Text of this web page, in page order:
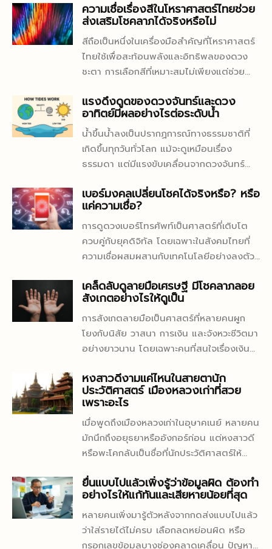
หลีกเลี่ยงความผิดพลาดที่อาจเกิดขึ้นในวัน
จริง บทความนี้จึงขอชวนคุณมาเจาะลึก ข้อ
ควรรู้ที่ช่วยให้การเช่าชุดแต่งงานเป็นเรื่องง่าย
ขึ้นและไม่เครียด กำหนดงบประมาณให้ชัดเจน
แต่ยืดหยุ่นได้ การเช่าชุดแต่งงานก็เหมือนกับ
จนถึงหลายหมื่นบาท การตั้งงบประมาณไว้
ก่อนล่วงหน้าจะช่วยให้คุณไม่หลงไปกับความ
ฟู่ฟ่าเกินจำเป็น ควรระบุช่วงราคาที่คุณรู้สึก คุ้ม
ค่าและรับได้...
ยังมีรสชาติอ่อนนุ่ม และให้สัมผัสกรอบแบบที่
ลูกค้าหลายคนติดใจ ทำไมกรีนโอ๊คถึงกลาย
เป็นขวัญใจร้านสลัดในกรุงเทพฯ? คำตอบอยู่
ที่ความสมดุลระหว่างความ “สด กรอบ และ
สะอาด” ที่กรีนโอ๊คมอบให้ในทุกคำ ผักชนิดนี้
เป็นบัลซามิกใสแบบยุโรป หรือครีมญี่ปุ่นเข้ม
ข้น เพราะรสชาติของใบไม่ได้กลบรสชาติหลัก
แต่ช่วย...
สลัดกลายเป็นวัตถุดิบที่มีความต้องการสูงใน
ตลาด และยังเป็นพืชที่ใช้พื้นที่ไม่มาก ดูแลง่าย
และหมุนเวียนเก็บเกี่ยวได้รวดเร็ว ทำให้หลาย
คนหันมาเริ่มต้นอาชีพนี้กันอย่างจริงจัง แต่แม้
ผักสลัดจะดูปลูกง่าย ความสำเร็จของการเริ่ม
พันธุ์ดีหรือระบบน้ำอัตโนมัติเท่านั้น ยังมีราย
ละเอียดที่ต้องรู้ตั้งแต่ การเลือกสถานที่
อุปกรณ์เบื้องต้น ระบบปลูก เทคนิคการดูแล
และที่สำคัญ งบประมาณที่ต้องเตรียมไว้
สำหรับผู้ที่ยังไม่รู้จะเริ่มจากตรงไหน บทความนี้
สถานที่เหมาะสมก่อนเริ่มปลูก พื้นฐานแรกที่มือ
ใหม่ไม่ควรมองข้ามคือการเลือกสถานที่ตั้งของ
ฟาร์มผักสลัด โดยเฉพาะถ้าคุณตั้งใจจะปลูก
แบบกลางแจ้งหรือใช้ระบบไฮโดรโปนิกส์แบบ
โรงเรือนกึ่งเปิด สิ่งที่ควรพิจารณาคือ การรับ
ความเชื่อเรื่องสีในโหราศาสตร์ไทยช่วย
ส่งเสริมโชคลาภได้จริงหรือไม่
สีถือเป็นหนึ่งในเครื่องมือสำคัญที่โหราศาสตร์
ไทยใช้เพื่อสะท้อนพลังและอิทธิพลของดวง
ชะตา การเลือกสีที่เหมาะสมไม่เพียงแต่ช่วย
ทำให้เกิดความมั่นใจ ความสดใส และความ
กลมกลืนในกิจวัตรประจำวัน นอกจากการใช้สี
ประจำวันตามวันเกิดแล้ว การเข้าใจความหมาย
ของแต่ละสียังช่วยให้เลือกเสื้อผ้า เครื่อง
ประดับ หรือของใช้ส่วนตัวได้อย่างเหมาะสม
ทั้งศาสตร์และศิลป์ที่ช่วยยกระดับชีวิตและ
สร้างพลังบวกในทุกด้าน สีในโหราศาสตร์ไทย
และความหมายโดยรวม ในโหราศาสตร์ไทย สี
ถูกจัดเรียงตามวันเกิดและดาวประจำวันของ
แต่ละคน สีเหล่านี้ไม่ได้เพียงความงาม แต่ยัง
สุขภาพ และความสัมพันธ์ การเลือกสีที่เหมาะ
สมจึงสามารถเสริมดวงและลดผลกระทบด้าน
ลบจากดาวต่างๆ สีโทนร้อน เช่น แดง ส้ม
เหลือง มักเป็นสีที่ช่วยเพิ่มพลัง ความกล้า และ
ความมั่นใจ...
แรงดึงดูดของดวงจันทร์และดวง
อาทิตย์มีผลอย่างไรต่อระดับน้ำ
น้ำขึ้นน้ำลงเป็นปรากฏการณ์ทางธรรมชาติที่
เกิดขึ้นทุกวันทั่วโลก แม้จะดูเหมือนเรื่อง
ธรรมดา แต่มีแรงขับเคลื่อนจากดวงจันทร์
ร่วมกัน ทำให้ระดับน้ำทะเลเปลี่ยนแปลงเป็น
รอบเวลาอย่างสม่ำเสมอ การเข้าใจหลักการ
ของปรากฏการณ์นี้ไม่เพียงช่วยให้เราทราบ
เวลาและระดับน้ำสำหรับการเดินเรือหรือการ
ประมง แต่ยังเปิดมุมมองทางวิทยาศาสตร์
แวดล้อม และการปรับตัวของระบบนิเวศ
ชายฝั่ง แรงดึงดูดของดวงจันทร์และดวง
อาทิตย์ แรงดึงดูดของดวงจันทร์มีบทบาท
สำคัญต่อระดับน้ำทะเล เนื่องจากดวงจันทร์อยู่
ใกล้โลก การดึงดูดน้ำทะเลเกิดขึ้นบริเวณที่อยู่
เกิดกระแสน้ำขึ้นหรือที่เรียกว่า “น้ำขึ้น”
นอกจากนี้ แรงดึงดูดของดวงอาทิตย์ก็มีส่วน
แม้ว่าจะมีผลน้อยกว่าดวงจันทร์ แต่เมื่อดวง
อาทิตย์ ดวงจันทร์ และโลกอยู่ในแนวเดียวกัน
จะเกิดปรากฏการณ์น้ำขึ้นสูงพิเศษที่เรียกว่า
“น้ำขึ้นสูงสุด” รายละเอียดแรงดึงดูด เช่น
ตรงข้ามเกิดน้ำขึ้นเช่นกัน ดวงอาทิตย์เสริม
แรงดึงในบางช่วงเวลา ...
เบอร์มงคลเปลี่ยนโชคได้จริงหรือ? หรือ
แค่ความเชื่อ?
การดูดวงเบอร์โทรศัพท์เป็นศาสตร์ที่เติบโต
ควบคู่กับยุคดิจิทัล โดยเฉพาะในสังคมไทยที่
ความเชื่อผสมผสานกับเทคโนโลยีอย่างลงตัว
เป็นมงคลหรือไม่ หรือทำไมคนบางกลุ่มถึง
จริงจังกับการเปลี่ยนเบอร์จนชีวิตเปลี่ยนไป
อย่างเห็นได้ชัด คำตอบไม่ได้อยู่แค่ในตัวเลข
แต่แฝงไว้ด้วยการตีความ การวางโครงสร้าง
และการสื่อสารพลังงานจากเบอร์นั้นสู่เจ้าของ
วิทยาศาสตร์ แต่ก็ปฏิเสธไม่ได้ว่าหลายคนรู้สึก
ถึงการเปลี่ยนแปลงเมื่อใช้เบอร์มงคล ดังนั้น
จึงควรทำความเข้าใจให้ลึกขึ้นว่า “ดูดวงเบอร์
โทร” จริงๆ แล้วทำงานอย่างไร ศาสตร์นี้ตั้ง
อยู่บนพื้นฐานอะไร และเบอร์แบบไหนที่ควร
ระวังหรือควรถือไว้ไม่ให้หลุดมือ ศาสตร์แห่ง
ตัวเลข (Numerology) เป็นรากฐานหลักของ
การดูดวงเบอร์โทรศัพท์ โดยเฉพาะการเชื่อม
โยงตัวเลขแต่ละตัวกับพลังงานบางอย่าง เช่น
เลข 5 สื่อถึงปัญญา เลข 9...
เคล็ดลับดูลายมือเศรษฐี มีโชคลาภลอย
สังเกตอย่างไรให้ดูเป็น
การสังเกตลายมือเป็นศาสตร์ที่หลายคนผูก
โยงกับนิสัย วาสนา การเงิน และจังหวะชีวิตมา
อย่างยาวนาน โดยเฉพาะคนที่สนใจเรื่องเงิน
แบบไหน และพอจะบอกแนวโน้มของคนที่มี
โอกาสรับทรัพย์แบบไม่คาดคิดได้หรือไม่ ใน
มุมของคนที่ชอบ ดูดวงโชคลาภ การดูลายมือ
จึงไม่ใช่แค่ความเชื่อสนุก ๆ แต่เป็นอีกวิธีหนึ่ง
ที่ช่วยมองภาพรวมของพลังงานชีวิตและ
โอกาสทางการเงินได้อย่างน่าสนใจ สิ่งสำคัญ
ตายตัว แต่เป็นเหมือนแผนที่ที่สะท้อนบุคลิก
วิธีคิด และจังหวะของโอกาสมากกว่า คนที่มี
เส้นดีอาจไม่ได้รวยทันที หากไม่ลงมือสร้าง
โอกาส ขณะที่บางคนแม้ลายมือธรรมดา แต่
ขยัน อดทน และกล้าเปลี่ยนชีวิต ก็มีสิทธิ์พลิก
หงสาวดีงามแค่ไหนในสายตานัก
ประวัติศาสตร์ เมืองหลวงเก่าที่สวย
เพราะอะไร
เมื่อพูดถึงเมืองหลวงเก่าในอุษาคเนย์ หลายคน
มักนึกถึงอยุธยาหรืออังกอร์ก่อน แต่หงสาวดี
หรือพะโคกลับเป็นชื่อที่นักประวัติศาสตร์ให้
แค่ฐานะศูนย์กลางการเมืองของพม่าในบางยุค
เท่านั้น หากยังสะท้อนรสนิยมด้านศิลปกรรม
ความศรัทธา และวิธีจัดระเบียบอำนาจผ่านสิ่ง
ปลูกสร้างอย่างชัดเจนด้วย เวลาพูดถึง
สถาปัตยกรรมหงสาวดี จึงไม่ได้หมายถึงแค่
ยื่นแบบไปแล้วเพิ่งรู้ว่าข้อมูลผิด ต้องทำ
อย่างไรให้แก้ทันและเสียหายน้อยที่สุด
หลายคนเพิ่งมารู้ตัวหลังจากกดส่งแบบไปแล้ว
ว่าใส่รายได้ไม่ครบ เลือกลดหย่อนผิด หรือ
กรอกเลขข้อมูลบางช่องคลาดเคลื่อน ปัญหานี้